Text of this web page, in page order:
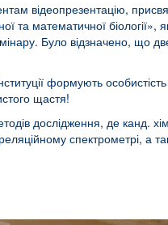
відеопрезентацію,
та математичної
Було відзначено, що
інституції формують
щастя!
дослідження, де
спектрометрі, а